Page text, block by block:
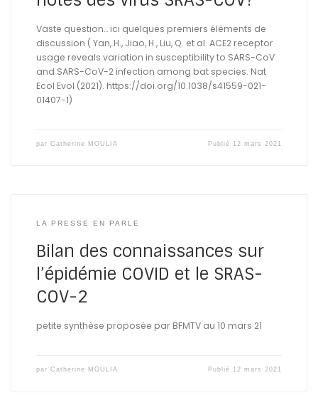
Vaste question… ici quelques premiers éléments de
discussion ( Yan, H., Jiao, H., Liu, Q. et al. ACE2 receptor
usage reveals variation in susceptibility to SARS-CoV
and SARS-CoV-2 infection among bat species. Nat
Ecol Evol (2021). https://doi.org/10.1038/s41559-021-
01407-1)
par Catherine MOULIA Publié 12 mars 2021
LA PRESSE EN PARLE
Bilan des connaissances sur
l’épidémie COVID et le SRAS-
COV-2
petite synthèse proposée par BFMTV au 10 mars 21
par Catherine MOULIA Publié 12 mars 2021